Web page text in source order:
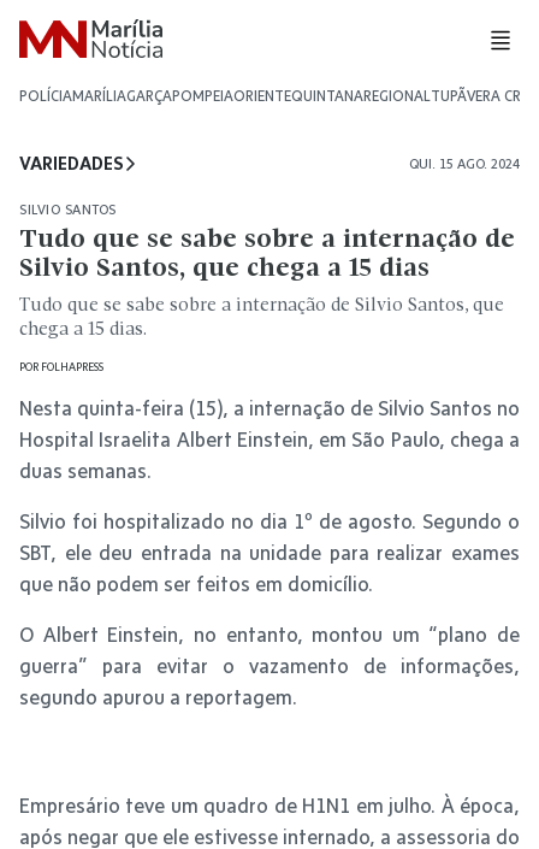
POLÍCIAMARÍLIAGARÇAPOMPEIAORIENTEQUINTANAREGIONALTUPÃVERA CRUZ
VARIEDADES QUI. 15 AGO. 2024
SILVIO SANTOS
Tudo que se sabe sobre a internação de
Silvio Santos, que chega a 15 dias
Tudo que se sabe sobre a internação de Silvio Santos, que
chega a 15 dias.
POR FOLHAPRESS
Nesta quinta-feira (15), a internação de Silvio Santos no
Hospital Israelita Albert Einstein, em São Paulo, chega a
duas semanas.
Silvio foi hospitalizado no dia 1º de agosto. Segundo o
SBT, ele deu entrada na unidade para realizar exames
que não podem ser feitos em domicílio.
O Albert Einstein, no entanto, montou um “plano de
guerra” para evitar o vazamento de informações,
segundo apurou a reportagem.
Empresário teve um quadro de H1N1 em julho. À época,
após negar que ele estivesse internado, a assessoria do